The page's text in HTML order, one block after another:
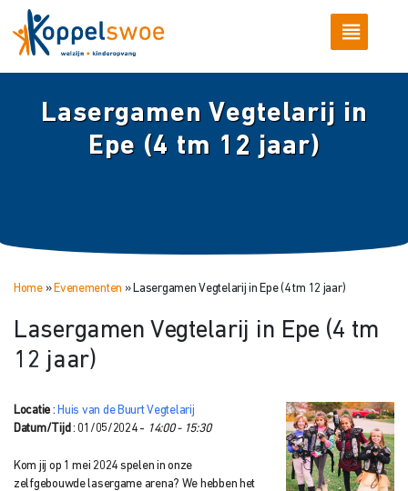
Lasergamen Vegtelarij in
Epe (4 tm 12 jaar)
Home» Evenementen » Lasergamen Vegtelarij in Epe (4 tm 12 jaar)
Lasergamen Vegtelarij in Epe (4 tm
12 jaar)
Locatie : Huis van de Buurt Vegtelarij
Datum/Tijd : 01/05/2024 - 14:00 - 15:30
Kom jij op 1 mei 2024 spelen in onze
zelfgebouwde lasergame arena? We hebben het